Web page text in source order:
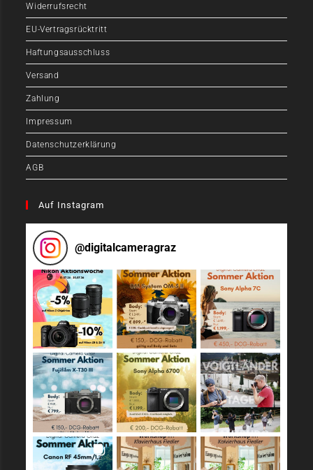
Widerrufsrecht
EU-Vertragsrücktritt
Haftungsausschluss
Versand
Zahlung
Impressum
Datenschutzerklärung
AGB
Auf Instagram
@digitalcameragraz